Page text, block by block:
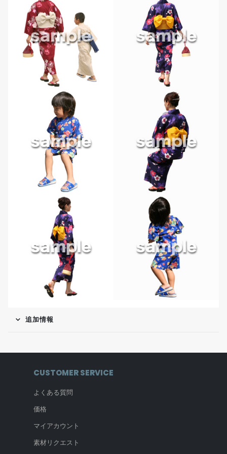
追加情報
CUSTOMER SERVICE
よくある質問
価格
マイアカウント
素材リクエスト